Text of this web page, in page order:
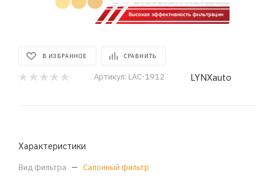
В ИЗБРАННОЕ СРАВНИТЬ
Артикул: LAC-1912 LYNXauto
Характеристики
Вид фильтра — Салонный фильтр